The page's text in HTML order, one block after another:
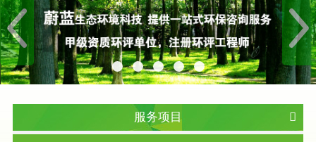
服务项目